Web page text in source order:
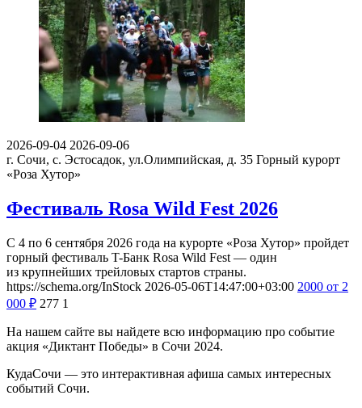
2026-09-04 2026-09-06
г. Сочи, с. Эстосадок, ул.Олимпийская, д. 35 Горный курорт
«Роза Хутор»
Фестиваль Rosa Wild Fest 2026
С 4 по 6 сентября 2026 года на курорте «Роза Хутор» пройдет
горный фестиваль T-Банк Rosa Wild Fest — один
из крупнейших трейловых стартов страны.
https://schema.org/InStock 2026-05-06T14:47:00+03:00 2000 от 2
000 ₽ 277 1
На нашем сайте вы найдете всю информацию про событие
акция «Диктант Победы» в Сочи 2024.
КудаСочи — это интерактивная афиша самых интересных
событий Сочи.